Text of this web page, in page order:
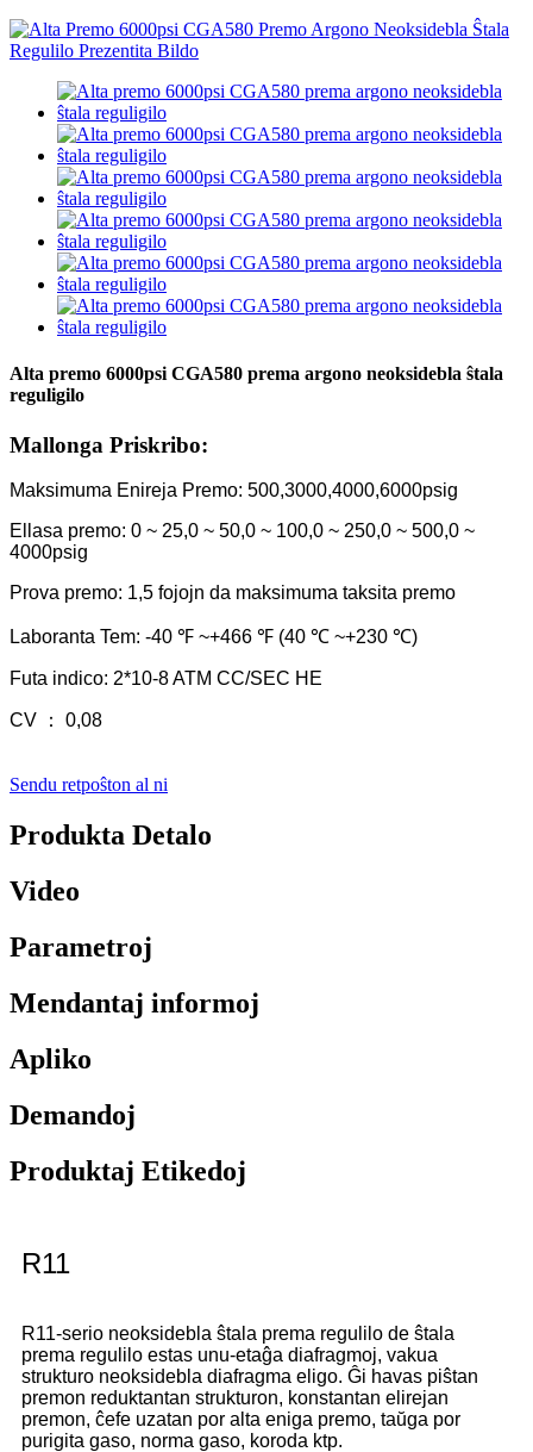
Alta premo 6000psi CGA580 prema argono neoksidebla ŝtala
reguligilo
Mallonga Priskribo:
Maksimuma Enireja Premo: 500,3000,4000,6000psig
Ellasa premo: 0 ~ 25,0 ~ 50,0 ~ 100,0 ~ 250,0 ~ 500,0 ~
4000psig
Prova premo: 1,5 fojojn da maksimuma taksita premo
Laboranta Tem: -40 ℉ ~+466 ℉ (40 ℃ ~+230 ℃)
Futa indico: 2*10-8 ATM CC/SEC HE
CV ： 0,08
Sendu retpoŝton al ni
Produkta Detalo
Video
Parametroj
Mendantaj informoj
Apliko
Demandoj
Produktaj Etikedoj
R11
R11-serio neoksidebla ŝtala prema regulilo de ŝtala
prema regulilo estas unu-etaĝa diafragmoj, vakua
strukturo neoksidebla diafragma eligo. Ĝi havas piŝtan
premon reduktantan strukturon, konstantan elirejan
premon, ĉefe uzatan por alta eniga premo, taŭga por
purigita gaso, norma gaso, koroda ktp.